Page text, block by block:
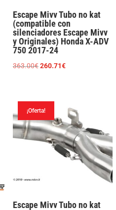
Escape Mivv Tubo no kat
(compatible con
silenciadores Escape Mivv
y Originales) Honda X-ADV
750 2017-24
363.00€El
era:
363.00€.
260.71€El
260.71€.
¡Oferta!
Escape Mivv Tubo no kat